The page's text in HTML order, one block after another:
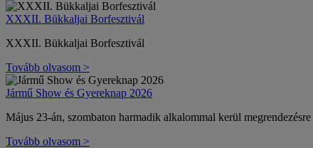
XXXII. Bükkaljai Borfesztivál
XXXII. Bükkaljai Borfesztivál
Tovább olvasom >
Jármű Show és Gyereknap 2026
Május 23-án, szombaton harmadik alkalommal kerül
Tovább olvasom >